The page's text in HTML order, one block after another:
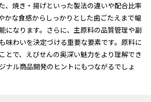
、焼き・揚げといった製法の違いや配合比率
かな食感からしっかりとした歯ごたえまで幅
になります。さらに、主原料の品質管理や副
味わいを決定づける重要な要素です。原料に
とで、えびせんの奥深い魅力をより理解でき
ナル商品開発のヒントにもつながるでしょ